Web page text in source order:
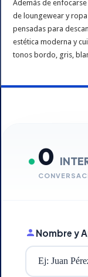
Además de
de loungewear y
pensadas para
estética moderna y
tonos bordo, gris,
0
Nombre y